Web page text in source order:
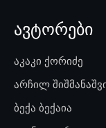
ავტორები
აკაკი ქორიძე
არჩილ
ბექა ბექაია